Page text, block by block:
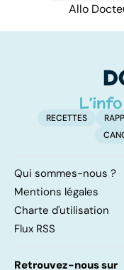
Allo
RECETTES
Qui sommes-nous ?
Mentions légales
Charte d'utilisation
Flux RSS
Retrouvez-nous sur